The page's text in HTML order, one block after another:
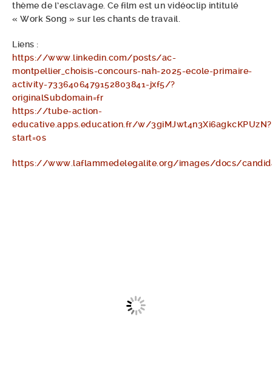
thème de l’esclavage. Ce film est un vidéoclip intitulé
« Work Song » sur les chants de travail.
Liens :
https://www.linkedin.com/posts/ac-
montpellier_choisis-concours-nah-2025-ecole-primaire-
activity-7336406479152803841-jxf5/?
originalSubdomain=fr
https://tube-action-
educative.apps.education.fr/w/3giMJwt4n3Xi6agkcKPUzN?
start=0s
https://www.laflammedelegalite.org/images/docs/